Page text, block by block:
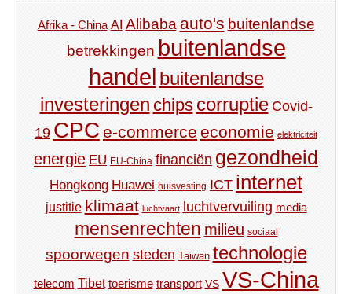
Afrika - China AI Alibaba auto's buitenlandse
betrekkingen buitenlandse
handel buitenlandse
investeringen chips corruptie Covid-
19 CPC e-commerce economie elektriciteit
energie EU EU-China financiën gezondheid
Hongkong Huawei huisvesting ICT internet
justitie klimaat luchtvaart luchtvervuiling media
mensenrechten milieu sociaal
spoorwegen steden Taiwan technologie
telecom Tibet toerisme transport VS VS-China